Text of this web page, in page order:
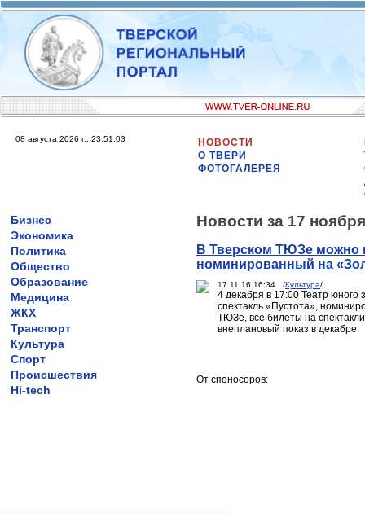
08 августа 2026 г., 23:51:03
НОВОСТИ
О ТВЕРИ
ФОТОГАЛЕРЕЯ
Бизнес
Экономика
Политика
Общество
Образование
Медицина
ЖКХ
Транспорт
Культура
Спорт
Происшествия
Hi-tech
Новости за 17
В Тверском ТЮЗе можно
номинированный на
17.11.16 16:34 /Культура/
4 декабря в 17:00 Театр юного
спектакль «Пустота»,
ТЮЗе, все билеты на
внеплановый показ в декабре.
От споносоров: